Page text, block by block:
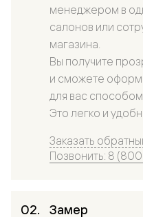
менеджером в
салонов или
магазина.
Вы получите
и сможете
для вас
Это легко и
Заказать
Позвонить: 8
Замер